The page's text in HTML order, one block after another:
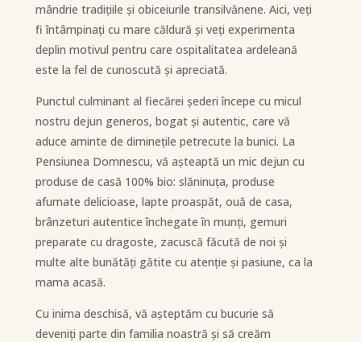
mândrie tradițiile și obiceiurile transilvănene. Aici, veți
fi întâmpinați cu mare căldură și veți experimenta
deplin motivul pentru care ospitalitatea ardeleană
este la fel de cunoscută și apreciată.
Punctul culminant al fiecărei șederi începe cu micul
nostru dejun generos, bogat și autentic, care vă
aduce aminte de diminețile petrecute la bunici. La
Pensiunea Domnescu, vă așteaptă un mic dejun cu
produse de casă 100% bio: slăninuța, produse
afumate delicioase, lapte proaspăt, ouă de casa,
brânzeturi autentice închegate în munți, gemuri
preparate cu dragoste, zacuscă făcută de noi și
multe alte bunătăți gătite cu atenție și pasiune, ca la
mama acasă.
Cu inima deschisă, vă așteptăm cu bucurie să
deveniți parte din familia noastră și să creăm